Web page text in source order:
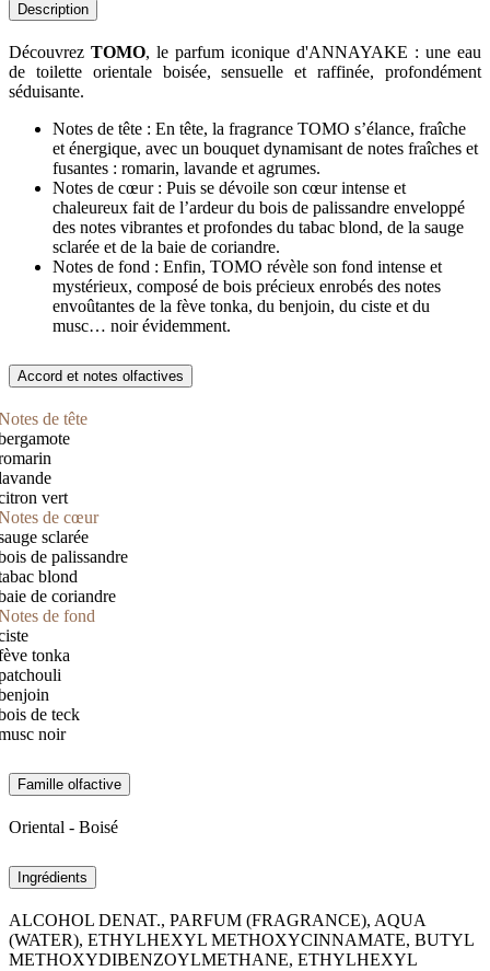
Description
Découvrez TOMO, le parfum iconique d'ANNAYAKE : une eau
de toilette orientale boisée, sensuelle et raffinée, profondément
séduisante.
Notes de tête : En tête, la fragrance TOMO s’élance, fraîche
et énergique, avec un bouquet dynamisant de notes fraîches et
fusantes : romarin, lavande et agrumes.
Notes de cœur : Puis se dévoile son cœur intense et
chaleureux fait de l’ardeur du bois de palissandre enveloppé
des notes vibrantes et profondes du tabac blond, de la sauge
sclarée et de la baie de coriandre.
Notes de fond : Enfin, TOMO révèle son fond intense et
mystérieux, composé de bois précieux enrobés des notes
envoûtantes de la fève tonka, du benjoin, du ciste et du
musc… noir évidemment.
Accord et notes olfactives
de tête
vert
de cœur
sclarée
de palissandre
blond
de coriandre
de fond
tonka
de teck
noir
Famille olfactive
Oriental - Boisé
Ingrédients
ALCOHOL DENAT., PARFUM (FRAGRANCE), AQUA
(WATER), ETHYLHEXYL METHOXYCINNAMATE, BUTYL
METHOXYDIBENZOYLMETHANE, ETHYLHEXYL